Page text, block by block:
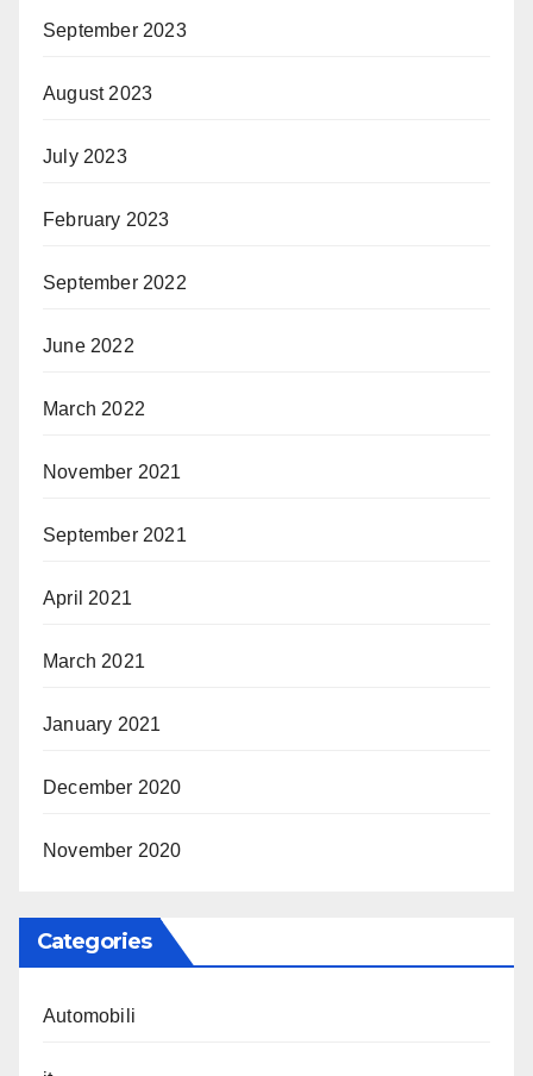
September 2023
August 2023
July 2023
February 2023
September 2022
June 2022
March 2022
November 2021
September 2021
April 2021
March 2021
January 2021
December 2020
November 2020
Categories
Automobili